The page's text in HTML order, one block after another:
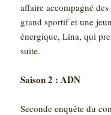
affaire accompagné
grand sportif et une
énergique, Lina, qui
suite.
Saison 2 : ADN
Seconde enquête du